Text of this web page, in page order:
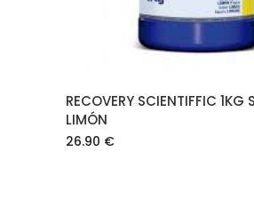
RECOVERY SCIENTIFFIC 1KG
LIMÓN
26.90 €